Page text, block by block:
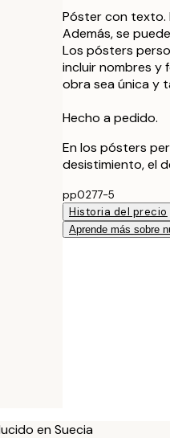
Póster con texto.
Además, se
Los pósters
incluir nombres y
obra sea única y
Hecho a pedido.
En los pósters
desistimiento, el
pp0277-5
Historia del precio
Aprende más sobre
en Suecia